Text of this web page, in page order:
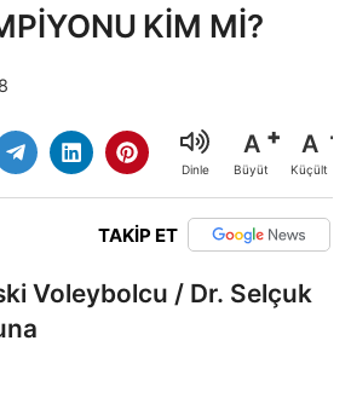
KİM Mİ?
Dinle
A
Büyüt
A
Küçült
TAKİP ET
Voleybolcu / Dr. Selçuk